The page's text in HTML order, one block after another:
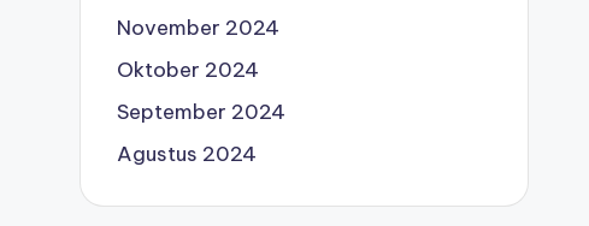
November 2024
Oktober 2024
September 2024
Agustus 2024